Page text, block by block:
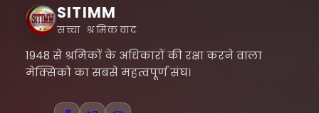
SITIMM
सच्चा श्रमिकवाद
1948 से श्रमिकों के अधिकारों की रक्षा करने वाला
मेक्सिको का सबसे महत्वपूर्ण संघ।